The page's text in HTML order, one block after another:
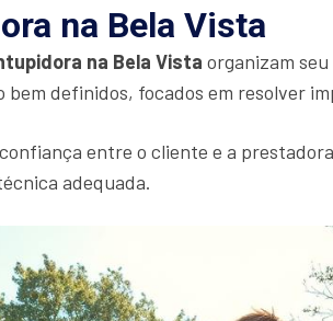
na Bela Vista
na Bela Vista organizam
definidos, focados em resolver
entre o cliente e a
adequada.